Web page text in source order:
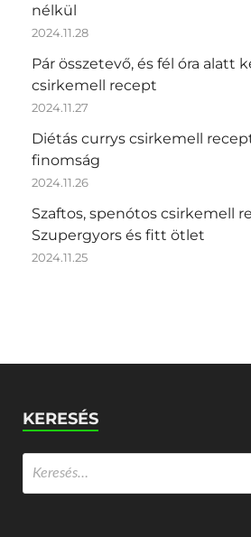
nélkül
2024.11.28
Pár összetevő, és fél óra alatt
csirkemell recept
2024.11.27
Diétás currys csirkemell
finomság
2024.11.26
Szaftos, spenótos csirkemell
Szupergyors és fitt ötlet
2024.11.25
KERESÉS